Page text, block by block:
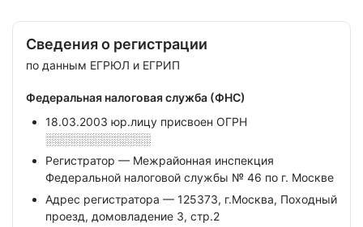
Сведения о регистрации
по данным ЕГРЮЛ и ЕГРИП
Федеральная налоговая служба (ФНС)
18.03.2003 юр.лицу присвоен ОГРН
░░░░░░░░░░░░░
Регистратор — Межрайонная инспекция
Федеральной налоговой службы № 46 по г. Москве
Адрес регистратора — 125373, г.Москва, Походный
проезд, домовладение 3, стр.2